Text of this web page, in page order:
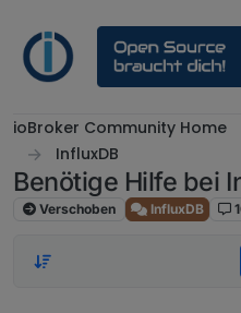
ioBroker Community Home
InfluxDB
Benötige Hilfe bei
Verschoben InfluxDB